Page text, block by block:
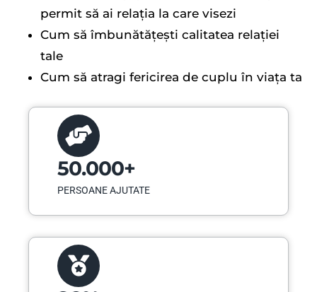
permit să ai relația la care visezi
Cum să îmbunătățești calitatea relației
tale
Cum să atragi fericirea de cuplu în viața ta
50.000+
PERSOANE AJUTATE